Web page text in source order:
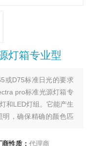
灯箱专业型
或D75标准日光的要求
pro标准光源灯箱专
和LED灯组。它能产生
明，确保精确的颜色匹
商性质： 代理商